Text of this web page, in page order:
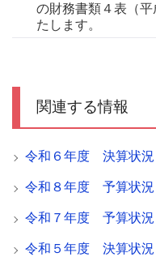
の財務書類４表（
たします。
関連する情報
令和６年度 決算状況
令和８年度 予算状況
令和７年度 予算状況
令和５年度 決算状況